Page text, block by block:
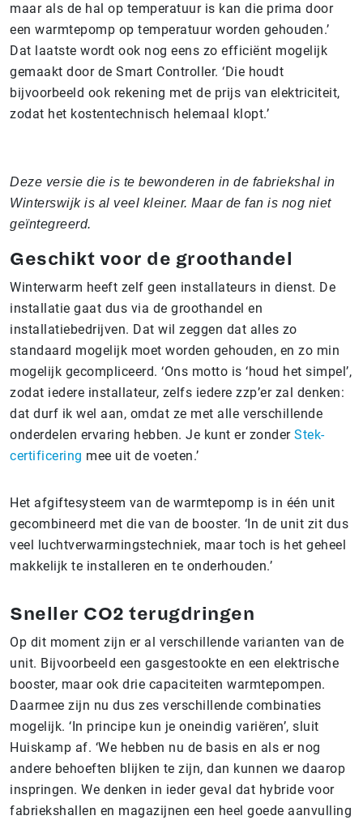
maar als de hal op temperatuur is kan die prima door
een warmtepomp op temperatuur worden gehouden.’
Dat laatste wordt ook nog eens zo efficiënt mogelijk
gemaakt door de Smart Controller. ‘Die houdt
bijvoorbeeld ook rekening met de prijs van elektriciteit,
zodat het kostentechnisch helemaal klopt.’
Deze versie die is te bewonderen in de fabriekshal in
Winterswijk is al veel kleiner. Maar de fan is nog niet
geïntegreerd.
Geschikt voor de groothandel
Winterwarm heeft zelf geen installateurs in dienst. De
installatie gaat dus via de groothandel en
installatiebedrijven. Dat wil zeggen dat alles zo
standaard mogelijk moet worden gehouden, en zo min
mogelijk gecompliceerd. ‘Ons motto is ‘houd het simpel’,
zodat iedere installateur, zelfs iedere zzp’er zal denken:
dat durf ik wel aan, omdat ze met alle verschillende
onderdelen ervaring hebben. Je kunt er zonder Stek-
certificering mee uit de voeten.’
Het afgiftesysteem van de warmtepomp is in één unit
gecombineerd met die van de booster. ‘In de unit zit dus
veel luchtverwarmingstechniek, maar toch is het geheel
makkelijk te installeren en te onderhouden.’
Sneller CO2 terugdringen
Op dit moment zijn er al verschillende varianten van de
unit. Bijvoorbeeld een gasgestookte en een elektrische
booster, maar ook drie capaciteiten warmtepompen.
Daarmee zijn nu dus zes verschillende combinaties
mogelijk. ‘In principe kun je oneindig variëren’, sluit
Huiskamp af. ‘We hebben nu de basis en als er nog
andere behoeften blijken te zijn, dan kunnen we daarop
inspringen. We denken in ieder geval dat hybride voor
fabriekshallen en magazijnen een heel goede aanvulling